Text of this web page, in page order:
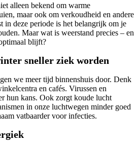
alleen bekend om warme
maar ook om verkoudheid en andere
in deze periode is het belangrijk om je
Maar wat is weerstand precies – en
blijft?
sneller ziek worden
we meer tijd binnenshuis door. Denk
en cafés. Virussen en
hun kans. Ook zorgt koude lucht
in onze luchtwegen minder goed
vatbaarder voor infecties.